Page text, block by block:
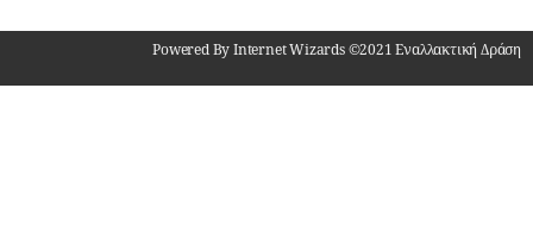
Powered By Internet Wizards ©2021 Εναλλακτική Δράση